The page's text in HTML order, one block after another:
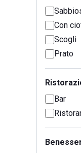
Con
Scogli
Prato
Bar